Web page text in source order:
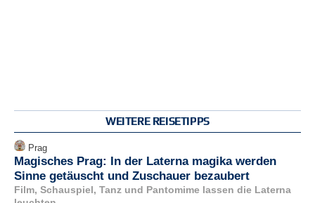
WEITERE REISETIPPS
Prag
Magisches Prag: In der Laterna magika werden
Sinne getäuscht und Zuschauer bezaubert
Film, Schauspiel, Tanz und Pantomime lassen die Laterna